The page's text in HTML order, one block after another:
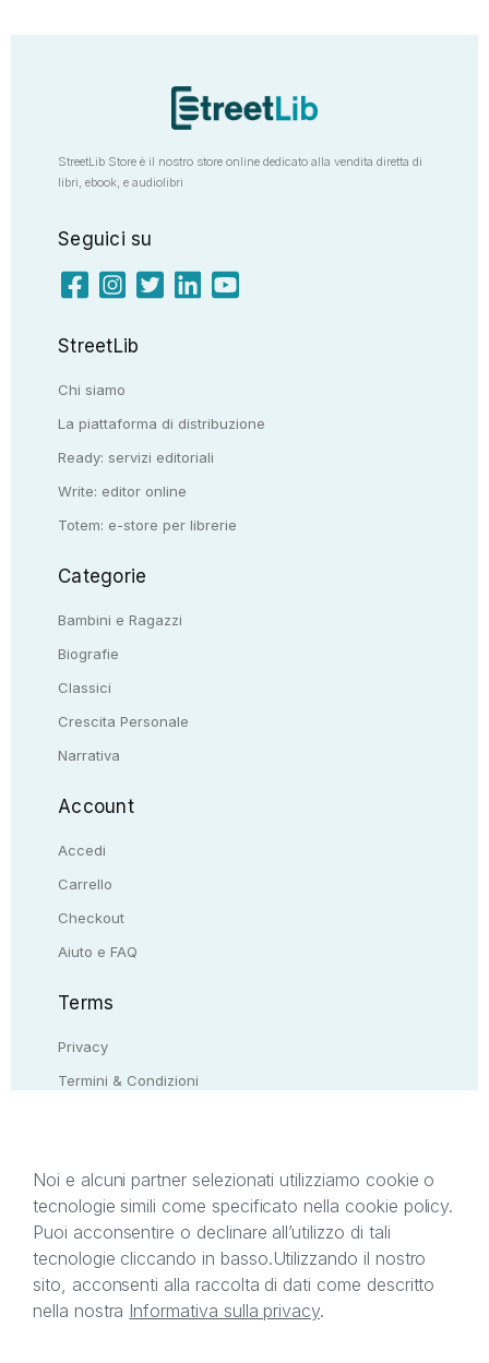
StreetLib Store è il nostro store online dedicato alla vendita diretta di
libri, ebook, e audiolibri
Seguici su
StreetLib
Chi siamo
La piattaforma di distribuzione
Ready: servizi editoriali
Write: editor online
Totem: e-store per librerie
Categorie
Bambini e Ragazzi
Biografie
Classici
Crescita Personale
Narrativa
Account
Accedi
Carrello
Checkout
Aiuto e FAQ
Terms
Privacy
Termini & Condizioni
Il presente sito web è di proprietà di StreetLib S.r.l.
titolare di tutti i diritti di proprietà intellettuale
afferenti ai marchi, loghi e segni distintivi presenti
sul sito web. Si invita l’utente a prendere visione
Noi e alcuni partner selezionati utilizziamo cookie o
tecnologie simili come specificato nella cookie policy.
Puoi acconsentire o declinare all’utilizzo di tali
tecnologie cliccando in basso.Utilizzando il nostro
sito, acconsenti alla raccolta di dati come descritto
nella nostra Informativa sulla privacy.